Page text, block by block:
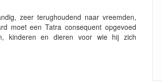
zeer terughoudend naar vreemden,
moet een Tatra consequent opgevoed
kinderen en dieren voor wie hij zich